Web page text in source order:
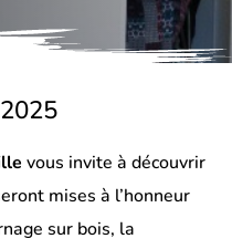
vous invite à découvrir
mises à l’honneur
sur bois, la